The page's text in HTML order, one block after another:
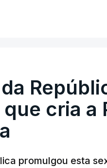
cria a
promulgou esta